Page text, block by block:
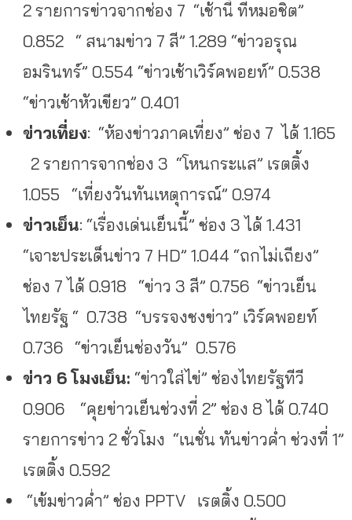
2 รายการข่าวจากช่อง 7 “เช้านี้ ที่หมอชิต”
0.852 “ สนามข่าว 7 สี” 1.289 “ข่าวอรุณ
อมรินทร์” 0.554 “ข่าวเช้าเวิร์คพอยท์” 0.538
“ข่าวเช้าหัวเขียว” 0.401
ข่าวเที่ยง: “ห้องข่าวภาคเที่ยง” ช่อง 7 ได้ 1.165
2 รายการจากช่อง 3 “โหนกระแส” เรตติ้ง
1.055 “เที่ยงวันทันเหตุการณ์” 0.974
ข่าวเย็น: “เรื่องเด่นเย็นนี้” ช่อง 3 ได้ 1.431
“เจาะประเด็นข่าว 7 HD” 1.044 “ถกไม่เถียง”
ช่อง 7 ได้ 0.918 “ข่าว 3 สี” 0.756 “ข่าวเย็น
ไทยรัฐ “ 0.738 “บรรจงชงข่าว” เวิร์คพอยท์
0.736 “ข่าวเย็นช่องวัน” 0.576
ข่าว 6 โมงเย็น: “ข่าวใส่ไข่” ช่องไทยรัฐทีวี
0.906 “คุยข่าวเย็นช่วงที่ 2” ช่อง 8 ได้ 0.740
รายการข่าว 2 ชั่วโมง “เนชั่น ทันข่าวค่ำ ช่วงที่ 1”
เรตติ้ง 0.592
“เข้มข่าวค่ำ” ช่อง PPTV เรตติ้ง 0.500